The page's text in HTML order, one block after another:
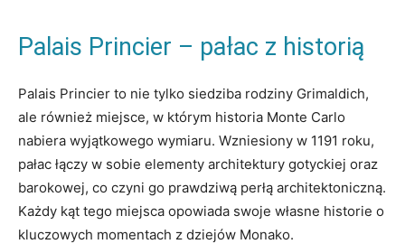
Palais Princier – pałac‌ z historią
Palais ‍Princier to ‌nie tylko siedziba rodziny Grimaldich,​
ale również miejsce, w którym historia Monte Carlo⁢
nabiera ⁤wyjątkowego wymiaru. Wzniesiony w ​1191 roku,
pałac łączy w ‍sobie ​elementy architektury gotyckiej oraz​
barokowej, co⁢ czyni go prawdziwą perłą architektoniczną.⁢
Każdy​ kąt tego ‌miejsca opowiada swoje‍ własne historie‌ o
kluczowych momentach z dziejów Monako.